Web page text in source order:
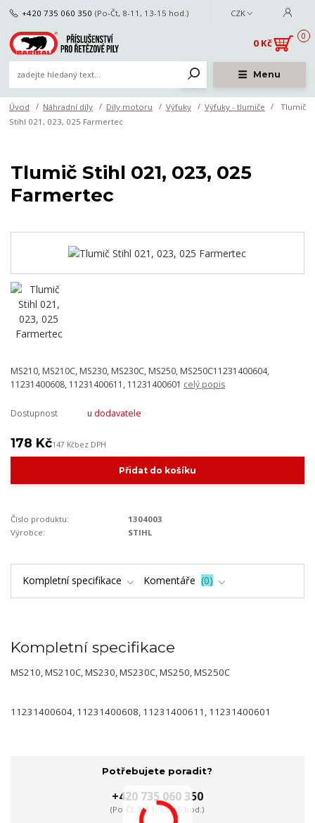
Menu
CZK
+420 735 060 350 (Po-Čt, 8-11, 13-15 hod.)
0
0 Kč
Úvod Náhradní díly Díly motoru Výfuky Výfuky - tlumiče
Tlumič
Stihl 021, 023, 025 Farmertec
Tlumič Stihl 021, 023, 025
Farmertec
MS210, MS210C, MS230, MS230C, MS250, MS250C11231400604,
11231400608, 11231400611, 11231400601 celý popis
Dostupnost u dodavatele
178 Kč147 Kčbez DPH
Přidat do košíku
Číslo produktu:
1304003
Výrobce:
STIHL
Kompletní specifikace Komentáře 0
Kompletní specifikace
MS210, MS210C, MS230, MS230C, MS250, MS250C
11231400604, 11231400608, 11231400611, 11231400601
Potřebujete poradit?
+420 735 060 350
(Po-Čt, 8-11, 13-15 hod.)